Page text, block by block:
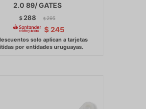
2.0 89/ GATES
$ 288 $ 295
$ 245